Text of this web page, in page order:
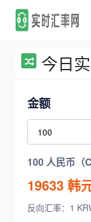
今日
金额
100 人民币（
19633韩
反向汇率：1